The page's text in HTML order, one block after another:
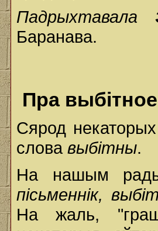
Падрыхтавала
Баранава.
Пра
Сярод
слова выбітны.
На нашым
пісьменнік,
На жаль,